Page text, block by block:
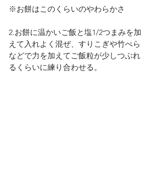
※お餅はこのくらいのやわらかさ
2.お餅に温かいご飯と塩1/2つまみを加
えて入れよく混ぜ、すりこぎや竹べら
などで力を加えてご飯粒が少しつぶれ
るくらいに練り合わせる。